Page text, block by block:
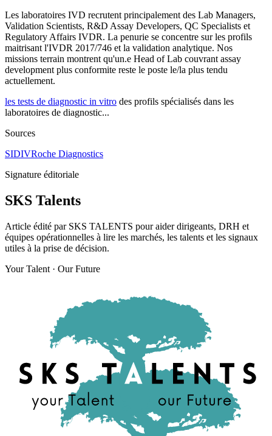
Les laboratoires IVD recrutent principalement des Lab Managers,
Validation Scientists, R&D Assay Developers, QC Specialists et
Regulatory Affairs IVDR. La penurie se concentre sur les profils
maitrisant l'IVDR 2017/746 et la validation analytique. Nos
missions terrain montrent qu'un.e Head of Lab couvrant assay
development plus conformite reste le poste le/la plus tendu
actuellement.
les tests de diagnostic in vitro des profils spécialisés dans les
laboratoires de diagnostic...
Sources
SIDIVRoche Diagnostics
Signature éditoriale
SKS Talents
Article édité par SKS TALENTS pour aider dirigeants, DRH et
équipes opérationnelles à lire les marchés, les talents et les signaux
utiles à la prise de décision.
Your Talent · Our Future